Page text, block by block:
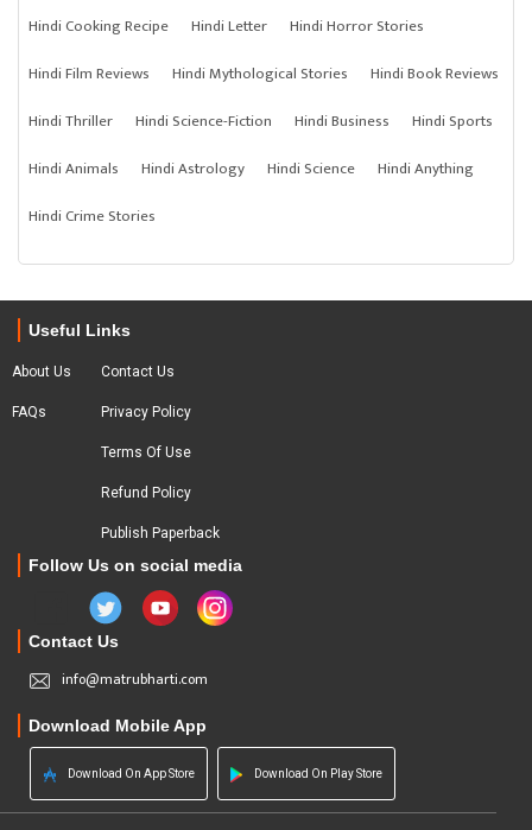
Hindi Cooking Recipe
Hindi Letter
Hindi Horror Stories
Hindi Film Reviews
Hindi Mythological Stories
Hindi Book Reviews
Hindi Thriller
Hindi Science-Fiction Hindi Business
Hindi Sports
Hindi Animals
Hindi Astrology Hindi Science
Hindi Anything
Hindi Crime Stories
Useful Links
About Us
FAQs
Contact Us
Privacy Policy
Terms Of Use
Refund Policy
Publish Paperback
Follow Us on social media
Contact Us
info@matrubharti.com
Download Mobile App
Download On App Store Download On Play Store